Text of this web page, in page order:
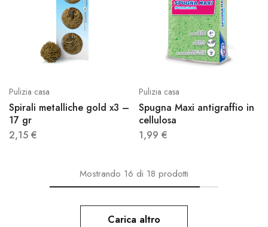
Pulizia casa
Spirali metalliche gold x3 –
17 gr
2,15 €
Pulizia casa
Spugna Maxi antigraffio in
cellulosa
1,99 €
Mostrando 16 di 18 prodotti
Carica altro